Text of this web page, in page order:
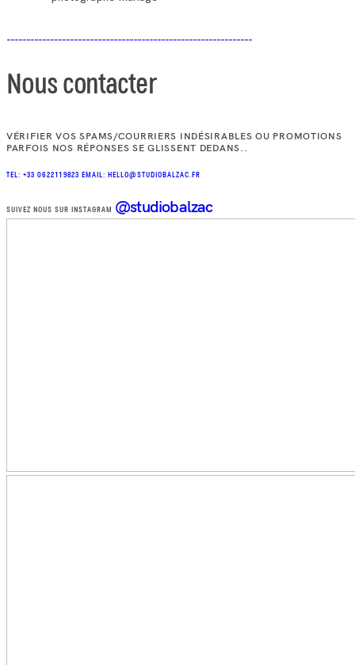
Nous contacter
VÉRIFIER VOS SPAMS/COURRIERS INDÉSIRABLES OU PROMOTIONS
PARFOIS NOS RÉPONSES SE GLISSENT DEDANS..
TEL: +33 0622119823 EMAIL: HELLO@STUDIOBALZAC.FR
SUIVEZ NOUS SUR INSTAGRAM @studiobalzac